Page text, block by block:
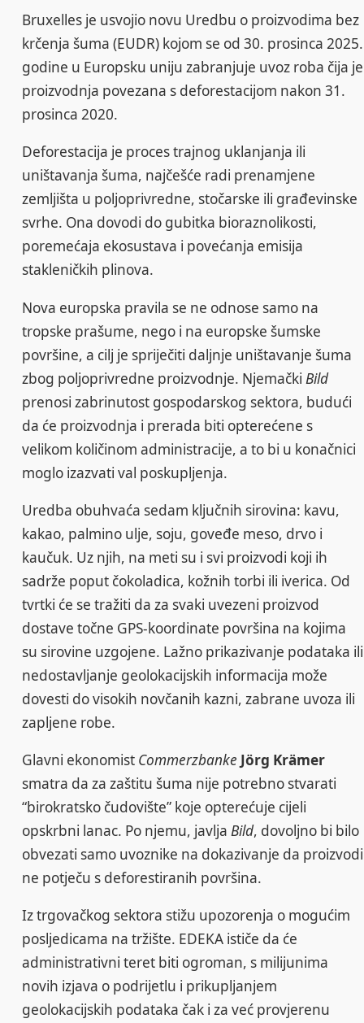
Bruxelles je usvojio novu Uredbu o proizvodima bez
krčenja šuma (EUDR) kojom se od 30. prosinca 2025.
godine u Europsku uniju zabranjuje uvoz roba čija je
proizvodnja povezana s deforestacijom nakon 31.
prosinca 2020.
Deforestacija je proces trajnog uklanjanja ili
uništavanja šuma, najčešće radi prenamjene
zemljišta u poljoprivredne, stočarske ili građevinske
svrhe. Ona dovodi do gubitka bioraznolikosti,
poremećaja ekosustava i povećanja emisija
stakleničkih plinova.
Nova europska pravila se ne odnose samo na
tropske prašume, nego i na europske šumske
površine, a cilj je spriječiti daljnje uništavanje šuma
zbog poljoprivredne proizvodnje. Njemački Bild
prenosi zabrinutost gospodarskog sektora, budući
da će proizvodnja i prerada biti opterećene s
velikom količinom administracije, a to bi u konačnici
moglo izazvati val poskupljenja.
Uredba obuhvaća sedam ključnih sirovina: kavu,
kakao, palmino ulje, soju, goveđe meso, drvo i
kaučuk. Uz njih, na meti su i svi proizvodi koji ih
sadrže poput čokoladica, kožnih torbi ili iverica. Od
tvrtki će se tražiti da za svaki uvezeni proizvod
dostave točne GPS-koordinate površina na kojima
su sirovine uzgojene. Lažno prikazivanje podataka ili
nedostavljanje geolokacijskih informacija može
dovesti do visokih novčanih kazni, zabrane uvoza ili
zapljene robe.
Glavni ekonomist Commerzbanke Jörg Krämer
smatra da za zaštitu šuma nije potrebno stvarati
“birokratsko čudovište” koje opterećuje cijeli
opskrbni lanac. Po njemu, javljaBild, dovoljno bi bilo
obvezati samo uvoznike na dokazivanje da proizvodi
ne potječu s deforestiranih površina.
Iz trgovačkog sektora stižu upozorenja o mogućim
posljedicama na tržište. EDEKA ističe da će
administrativni teret biti ogroman, s milijunima
novih izjava o podrijetlu i prikupljanjem
geolokacijskih podataka čak i za već provjerenu